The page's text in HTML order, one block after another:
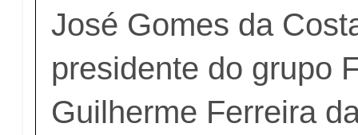
José Gomes da
presidente do grupo
Guilherme Ferreira